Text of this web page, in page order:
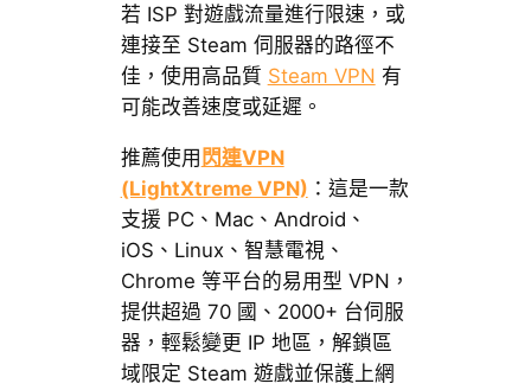
若 ISP 對遊戲流量進行限速，或
連接至 Steam 伺服器的路徑不
佳，使用高品質 Steam VPN 有
可能改善速度或延遲。
推薦使用 閃連VPN
(LightXtreme VPN) ：這是一款
支援 PC、Mac、Android、
iOS、Linux、智慧電視、
Chrome 等平台的易用型 VPN，
提供超過 70 國、2000+ 台伺服
器，輕鬆變更 IP 地區，解鎖區
域限定 Steam 遊戲並保護上網